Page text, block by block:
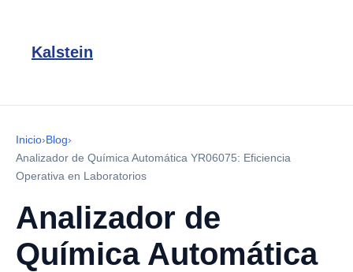
Kalstein
Inicio›Blog›
Analizador de Química Automática YR06075: Eficiencia
Operativa en Laboratorios
Analizador de
Química Automática